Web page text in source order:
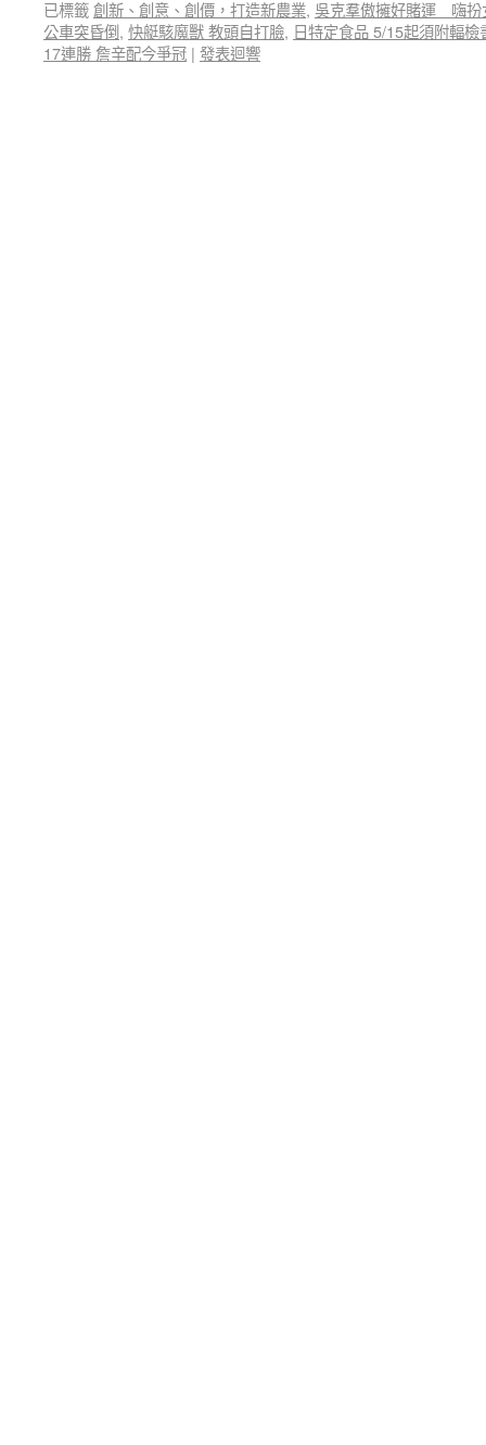
已標籤創新、創意、創價，打造新農業, 吳克羣傲擁好賭運 嗨扮
公車突昏倒, 快艇駭魔獸 教頭自打臉, 日特定食品 5/15起須附輻檢
17連勝 詹辛配今爭冠 | 發表迴響